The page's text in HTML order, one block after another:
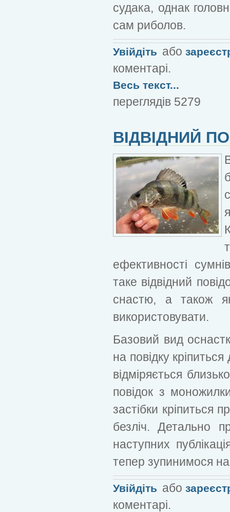
судака, однак
сам риболов.
Увійдіть або
коментарі.
Весь текст...
переглядів 5279
ВІДВІДНИЙ
ефективності
таке відвідний
снастю, а також
використовувати.
Базовий вид
на повідку
відміряється
повідок з
застібки кріпиться
безліч. Детально
наступних
тепер зупинимося на
Увійдіть або
коментарі.